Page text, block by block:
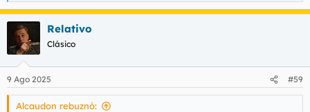
e
a
c
i
e
s
Relativo
Clásico
9 Ago 2025 #59
Alcaudon rebuznó: